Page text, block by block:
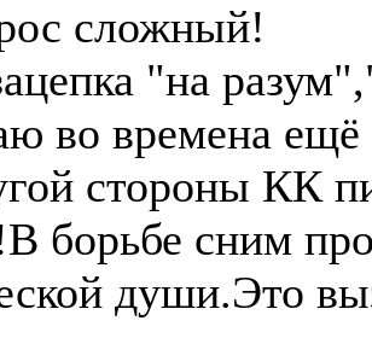
сложный!
"на
во времена
стороны КК
борьбе сним
души.Это